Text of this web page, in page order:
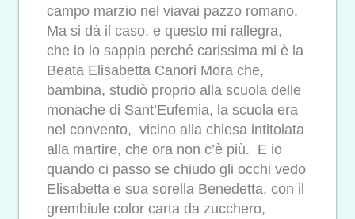
campo marzio nel viavai pazzo romano.
Ma si dà il caso, e questo mi rallegra,
che io lo sappia perché carissima mi è la
Beata Elisabetta Canori Mora che,
bambina, studiò proprio alla scuola delle
monache di Sant’Eufemia, la scuola era
nel convento, vicino alla chiesa intitolata
alla martire, che ora non c’è più. E io
quando ci passo se chiudo gli occhi vedo
Elisabetta e sua sorella Benedetta, con il
grembiule color carta da zucchero,